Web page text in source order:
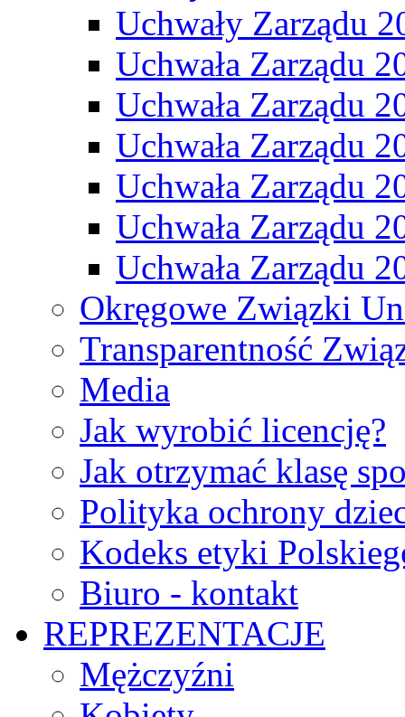
Uchwały Zarządu
Uchwała Zarządu
Uchwała Zarządu
Uchwała Zarządu
Uchwała Zarządu
Uchwała Zarządu
Uchwała Zarządu
Okręgowe Związki
Transparentność
Media
Jak wyrobić licencję?
Jak otrzymać klasę
Polityka ochrony
Kodeks etyki
Biuro - kontakt
REPREZENTACJE
Mężczyźni